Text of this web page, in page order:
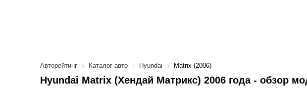
Авторейтинг Каталог авто Hyundai Matrix (2006)
Hyundai Matrix (Хендай Матрикс) 2006 года - обзор